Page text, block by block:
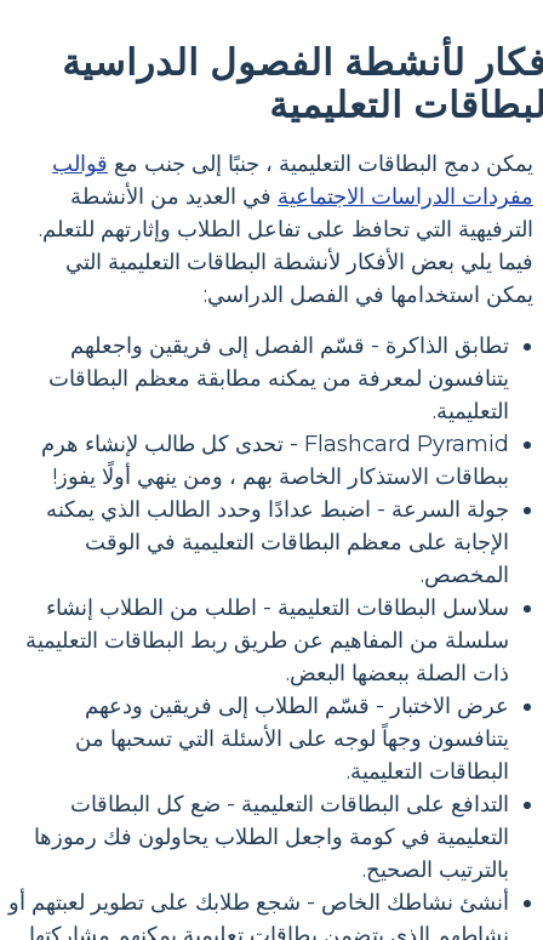
لأنشطة الفصول الدراسية
التعليمية
يمكن دمج البطاقات التعليمية ، جنبًا إلى جنب مع قوالب
مفردات الدراسات الاجتماعية في العديد من الأنشطة
الترفيهية التي تحافظ على تفاعل الطلاب وإثارتهم للتعلم.
فيما يلي بعض الأفكار لأنشطة البطاقات التعليمية التي
يمكن استخدامها في الفصل الدراسي:
تطابق الذاكرة - قسّم الفصل إلى فريقين واجعلهم
يتنافسون لمعرفة من يمكنه مطابقة معظم البطاقات
التعليمية.
Flashcard Pyramid - تحدى كل طالب لإنشاء هرم
ببطاقات الاستذكار الخاصة بهم ، ومن ينهي أولًا يفوز!
جولة السرعة - اضبط عدادًا وحدد الطالب الذي يمكنه
الإجابة على معظم البطاقات التعليمية في الوقت
المخصص.
سلاسل البطاقات التعليمية - اطلب من الطلاب إنشاء
سلسلة من المفاهيم عن طريق ربط البطاقات التعليمية
ذات الصلة ببعضها البعض.
عرض الاختبار - قسّم الطلاب إلى فريقين ودعهم
يتنافسون وجهاً لوجه على الأسئلة التي تسحبها من
البطاقات التعليمية.
التدافع على البطاقات التعليمية - ضع كل البطاقات
التعليمية في كومة واجعل الطلاب يحاولون فك رموزها
بالترتيب الصحيح.
أنشئ نشاطك الخاص - شجع طلابك على تطوير لعبتهم أو